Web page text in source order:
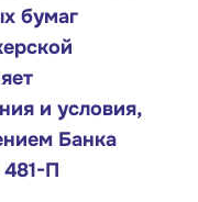
бумаг
и условия,
Банка
П